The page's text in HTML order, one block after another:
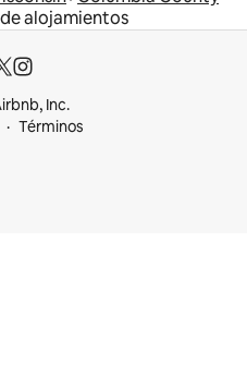
alojamientos
Inc.
Términos